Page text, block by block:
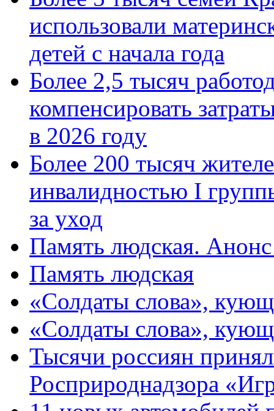
использовали
детей с начала года
Более 2,5 тысяч
компенсировать
в 2026 году
Более 200 тысяч
инвалидностью I
за уход
Память людская.
Память людская
«Солдаты слова»,
«Солдаты слова»,
Тысячи россиян
Росприроднадзора